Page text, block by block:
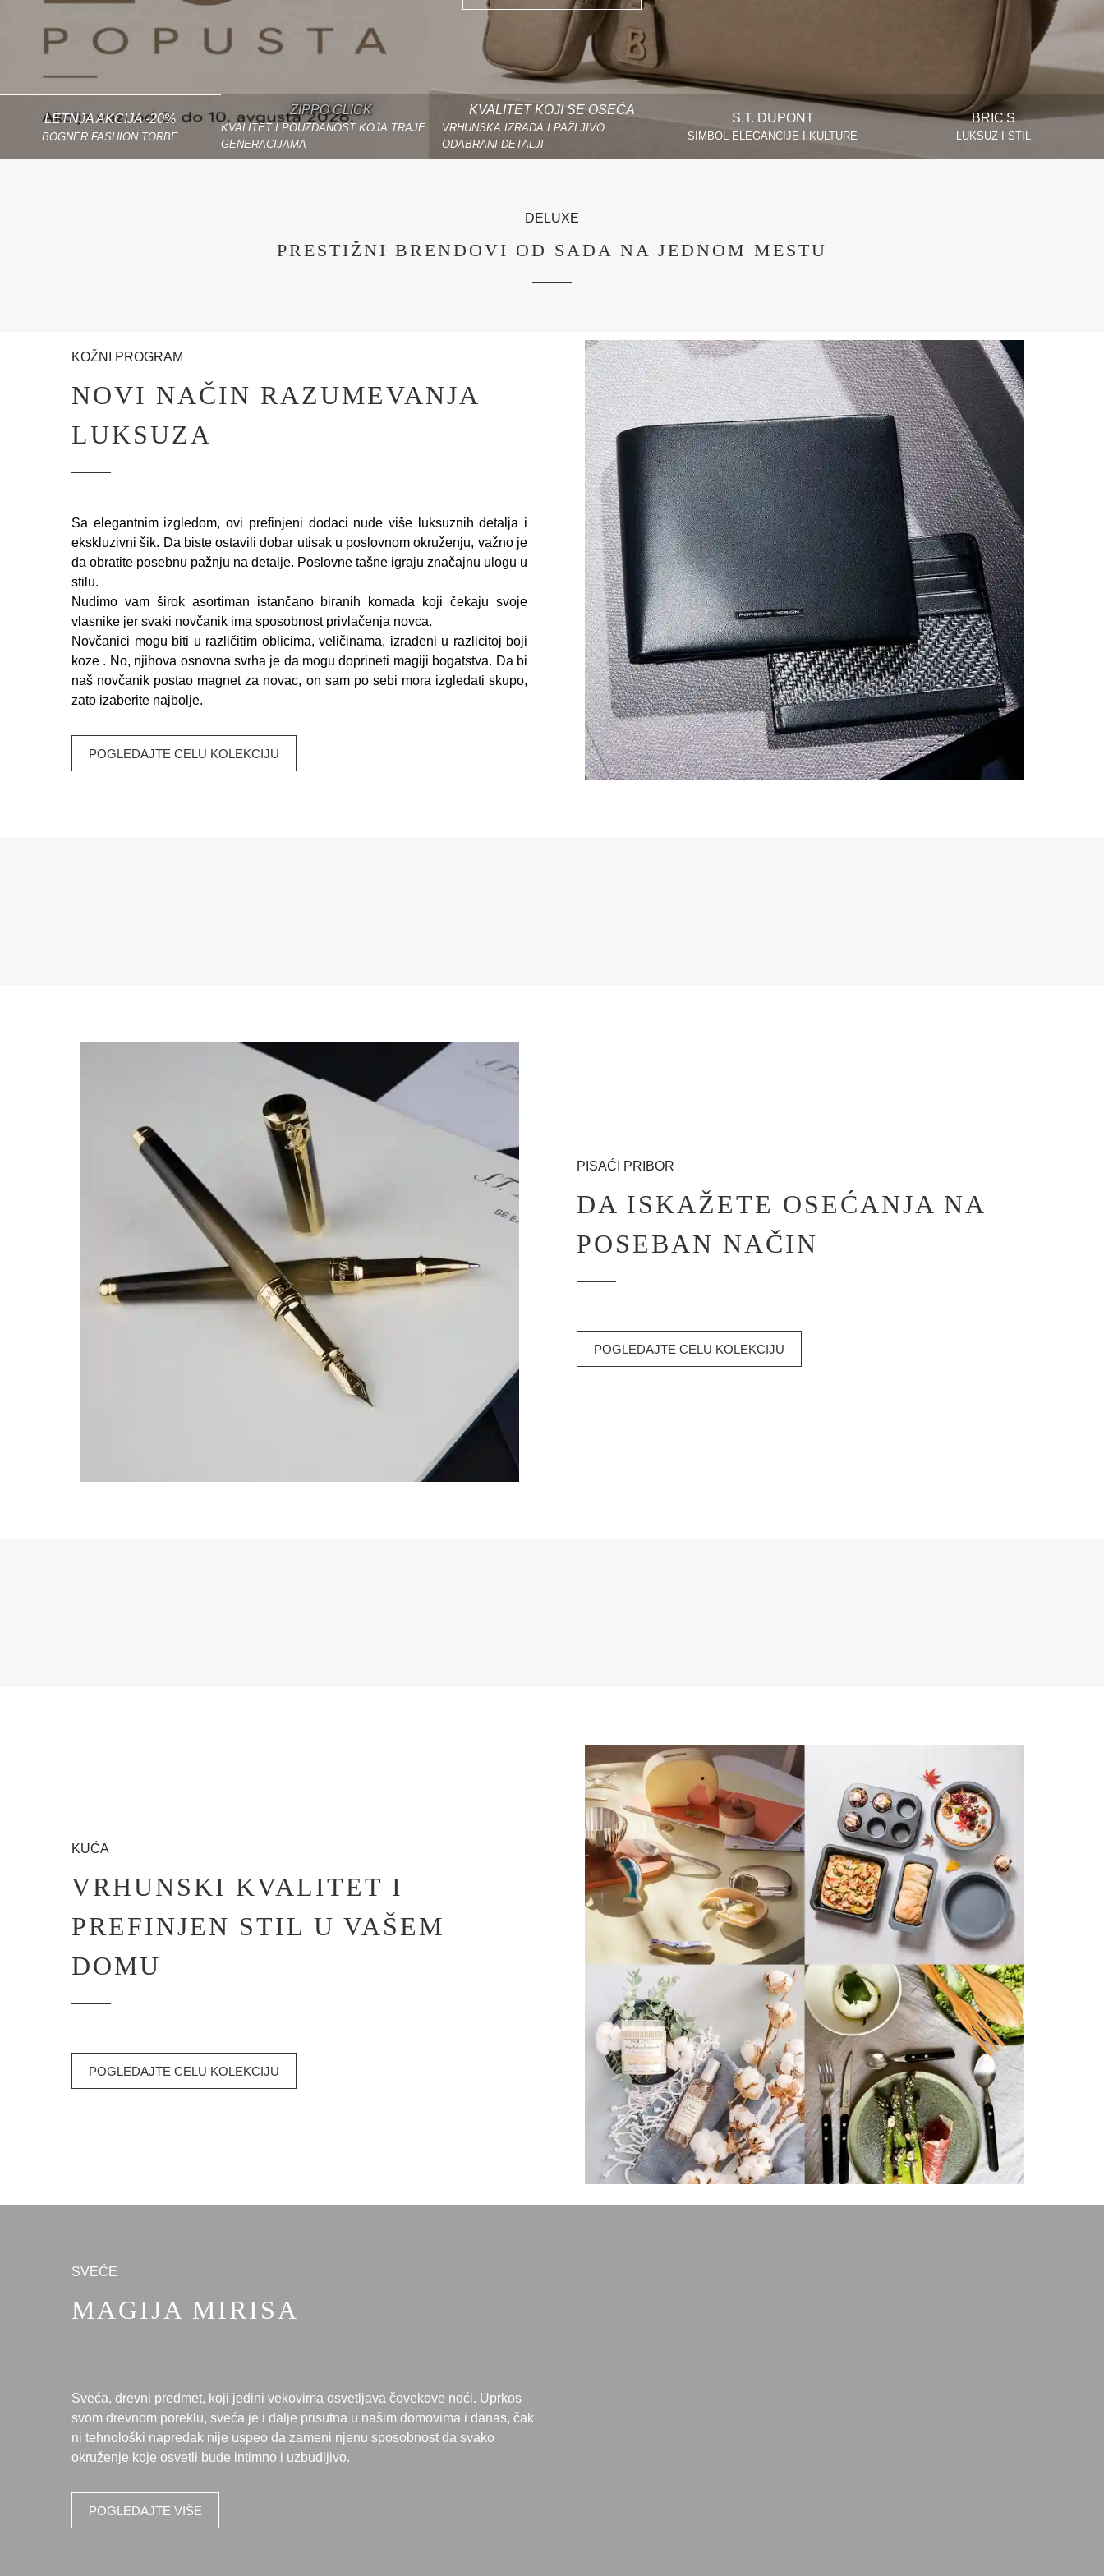
LETNJA AKCIJA -20%
BOGNER FASHION TORBE
ZIPPO CLICK
KVALITET I POUZDANOST KOJA TRAJE
GENERACIJAMA
KVALITET KOJI SE OSEĆA
VRHUNSKA IZRADA I PAŽLJIVO
ODABRANI DETALJI
S.T. DUPONT
SIMBOL ELEGANCIJE I KULTURE
BRIC'S
LUKSUZ I STIL
DELUXE
PRESTIŽNI BRENDOVI OD SADA NA JEDNOM MESTU
KOŽNI PROGRAM
NOVI NAČIN RAZUMEVANJA
LUKSUZA
Sa elegantnim izgledom, ovi prefinjeni dodaci nude više luksuznih detalja i
ekskluzivni šik. Da biste ostavili dobar utisak u poslovnom okruženju, važno je
da obratite posebnu pažnju na detalje. Poslovne tašne igraju značajnu ulogu u
stilu.
Nudimo vam širok asortiman istančano biranih komada koji čekaju svoje
vlasnike jer svaki novčanik ima sposobnost privlačenja novca.
Novčanici mogu biti u različitim oblicima, veličinama, izrađeni u razlicitoj boji
koze . No, njihova osnovna svrha je da mogu doprineti magiji bogatstva. Da bi
naš novčanik postao magnet za novac, on sam po sebi mora izgledati skupo,
zato izaberite najbolje.
POGLEDAJTE CELU KOLEKCIJU
PISAĆI PRIBOR
DA ISKAŽETE OSEĆANJA NA
POSEBAN NAČIN
POGLEDAJTE CELU KOLEKCIJU
KUĆA
VRHUNSKI KVALITET I
PREFINJEN STIL U VAŠEM
DOMU
POGLEDAJTE CELU KOLEKCIJU
SVEĆE
MAGIJA MIRISA
Sveća, drevni predmet, koji jedini vekovima osvetljava čovekove noći. Uprkos
svom drevnom poreklu, sveća je i dalje prisutna u našim domovima i danas, čak
ni tehnološki napredak nije uspeo da zameni njenu sposobnost da svako
okruženje koje osvetli bude intimno i uzbudljivo.
POGLEDAJTE VIŠE